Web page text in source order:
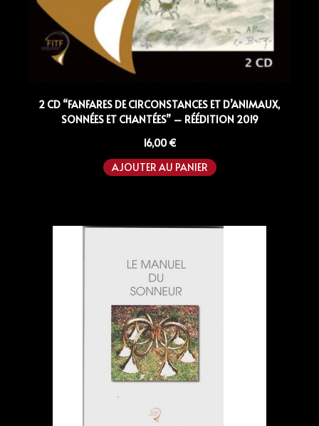
2 CD “FANFARES DE CIRCONSTANCES ET D’ANIMAUX,
SONNÉES ET CHANTÉES” – RÉÉDITION 2019
16,00€
AJOUTER AU PANIER